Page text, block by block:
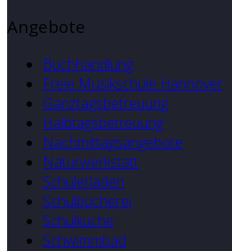
Angebote
Buchhandlung
Freie Musikschule Hannover
Ganztagsbetreuung
Halbtagsbetreuung
Nachmittagsangebote
Naturwerkstatt
Schülerladen
Schulbücherei
Schulküche
Schwimmbad